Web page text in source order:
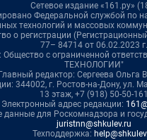
Сетевое издание «161.ру»
Федеральной службой по
технологий и массовых
о регистрации
77– 84714 от 06.02.2023 г.
Общество с ограниченной
ТЕХНОЛОГИИ"
Главный редактор: Сергеева Ольга
344002, г. Ростов-на-Дону, ул.
13 этаж, +7 (918) 50-50-161
Электронный адрес редакции:
данные для Роскомнадзора и
juristnn@shkulev.ru
Техподдержка: